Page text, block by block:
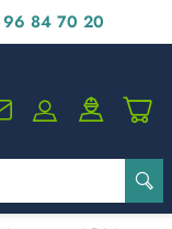
84 70 20